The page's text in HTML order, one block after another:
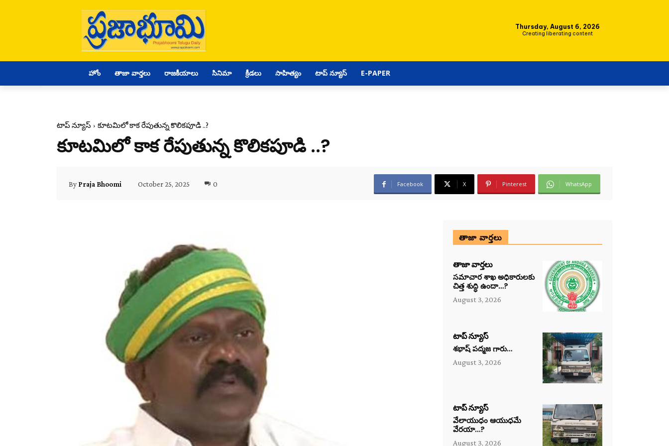
Thursday, August 6, 2026
Creating liberating content
హోం తాజా వార్తలు రాజకీయాలు సినిమా క్రీడలు సాహిత్యం టాప్ న్యూస్ E-PAPER
టాప్ న్యూస్ కూటమిలో కాక రేపుతున్న కొలికపూడి ..?
కూటమిలో కాక రేపుతున్న కొలికపూడి ..?
By Praja Bhoomi October 25, 2025 0 Facebook X Pinterest WhatsApp
తాజా వార్తలు
తాజా వార్తలు
సమాచార శాఖ అధికారులకు
చిత్త శుద్ధి ఉందా…?
August 3, 2026
టాప్ న్యూస్
శభాష్ పద్మజ గారు…
August 3, 2026
టాప్ న్యూస్
వేలాయుధం ఆయుధమే
వేరయా…?
August 3, 2026